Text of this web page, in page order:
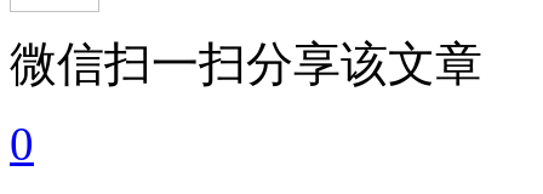
微信扫一扫分享该文章
0